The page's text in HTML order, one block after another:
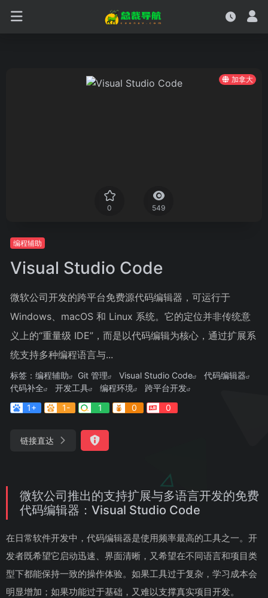
加拿大
0 549
编程辅助
Visual Studio Code
微软公司开发的跨平台免费源代码编辑器，可运行于
Windows、macOS 和 Linux 系统。它的定位并非传统意
义上的“重量级 IDE”，而是以代码编辑为核心，通过扩展系
统支持多种编程语言与...
标签： 编程辅助 Git 管理 Visual Studio Code
代码编辑器
代码补全
开发工具 编程环境
跨平台开发
1+
1- 1 0 0
链接直达
微软公司推出的支持扩展与多语言开发的免费
代码编辑器：Visual Studio Code
在日常软件开发中，代码编辑器是使用频率最高的工具之一。开
发者既希望它启动迅速、界面清晰，又希望在不同语言和项目类
型下都能保持一致的操作体验。如果工具过于复杂，学习成本会
明显增加；如果功能过于基础，又难以支撑真实项目开发。